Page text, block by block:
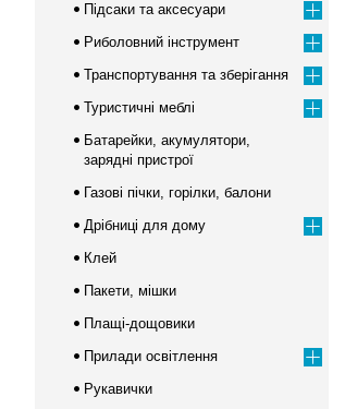
Підсаки та аксесуари
Риболовний інструмент
Транспортування та зберігання
Туристичні меблі
Батарейки, акумулятори,
зарядні пристрої
Газові пічки, горілки, балони
Дрібниці для дому
Клей
Пакети, мішки
Плащі-дощовики
Прилади освітлення
Рукавички